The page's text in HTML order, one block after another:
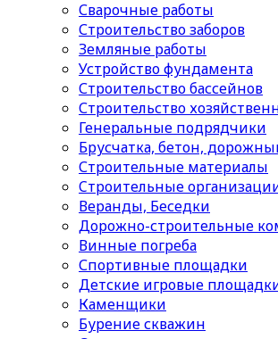
Сварочные работы
Строительство заборов
Земляные работы
Устройство фундамента
Строительство бассейнов
Строительство
Генеральные подрядчики
Брусчатка, бетон,
Строительные материалы
Cтроительные
Веранды, Беседки
Дорожно-строительные
Винные погреба
Спортивные площадки
Детские игровые
Каменщики
Бурение скважин